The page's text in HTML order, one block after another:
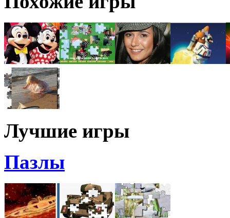
Лучшие игры
Пазлы